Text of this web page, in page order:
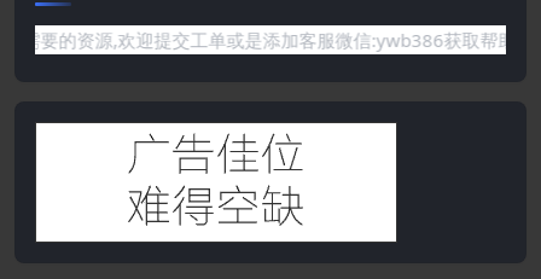
站没有你需要的资源,欢迎提交工单或是添加客服微信:ywb386